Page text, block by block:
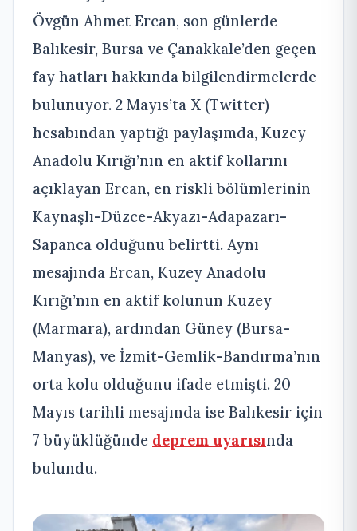
Övgün Ahmet Ercan, son günlerde
Balıkesir, Bursa ve Çanakkale’den geçen
fay hatları hakkında bilgilendirmelerde
bulunuyor. 2 Mayıs’ta X (Twitter)
hesabından yaptığı paylaşımda, Kuzey
Anadolu Kırığı’nın en aktif kollarını
açıklayan Ercan, en riskli bölümlerinin
Kaynaşlı-Düzce-Akyazı-Adapazarı-
Sapanca olduğunu belirtti. Aynı
mesajında Ercan, Kuzey Anadolu
Kırığı’nın en aktif kolunun Kuzey
(Marmara), ardından Güney (Bursa-
Manyas), ve İzmit-Gemlik-Bandırma’nın
orta kolu olduğunu ifade etmişti. 20
Mayıs tarihli mesajında ise Balıkesir için
7 büyüklüğünde deprem uyarısında
bulundu.